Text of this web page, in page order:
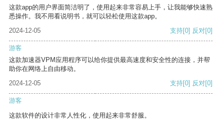
这款app的用户界面简洁明了，使用起来非常容易上手，让我能够快速熟
悉操作。我不用看说明书，就可以轻松使用这款app。
2024-12-05
支持[0] 反对[0]
游客
这款加速器VPM应用程序可以给你提供最高速度和安全性的连接，并帮
助你在网络上自由移动。
2024-12-05
支持[0] 反对[0]
游客
这款软件的设计非常人性化，使用起来非常舒服。